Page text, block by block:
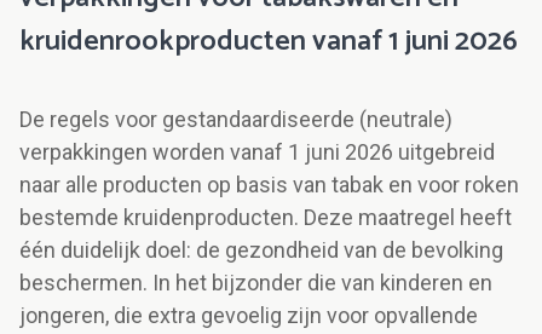
kruidenrookproducten vanaf 1 juni 2026
De regels voor gestandaardiseerde (neutrale)
verpakkingen worden vanaf 1 juni 2026 uitgebreid
naar alle producten op basis van tabak en voor roken
bestemde kruidenproducten. Deze maatregel heeft
één duidelijk doel: de gezondheid van de bevolking
beschermen. In het bijzonder die van kinderen en
jongeren, die extra gevoelig zijn voor opvallende